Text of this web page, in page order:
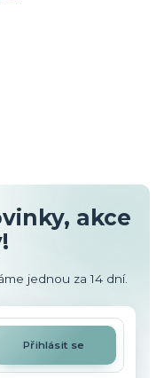
akce
jednou za 14 dní.
Přihlásit se